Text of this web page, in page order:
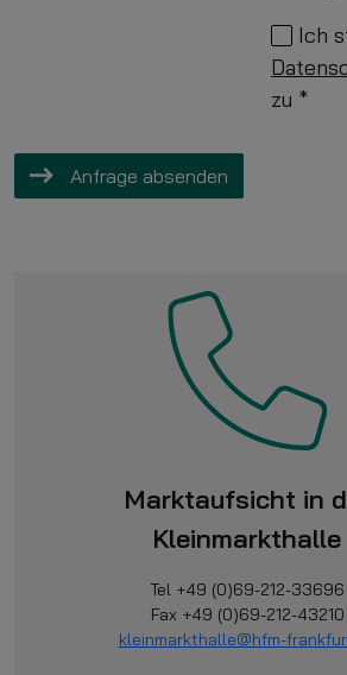
Ich
zu *
Anfrage absenden
Marktaufsicht in
Kleinmarkthalle
Tel +49 (0)69-212-33696
Fax +49 (0)69-212-43210
kleinmarkthalle@hfm-